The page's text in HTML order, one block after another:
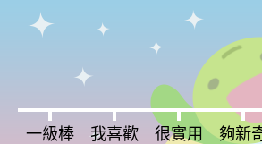
一級棒:0% 我喜歡:0%很實用:0% 夠新奇
一級棒 我喜歡 很實用 夠新